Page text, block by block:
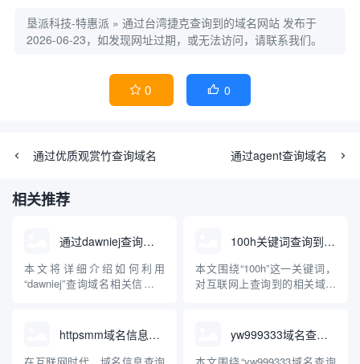
垦派科技-特惠派 » 通过台湾捷克查询到的域名网站 发布于
2026-06-23，如发现网址过期，或无法访问，请联系我们。
 0  0
通过优质观赏竹查询域名 通过agent查询域名
相关推荐
通过dawniej查询域名
本文将详细介绍如何利用
“dawniej”查询域名相关信息。
作步骤，帮助读者理解并掌握
使用dawniej查询域名的方法和
注意事项，为互联网资源管
100h关键词查询到的域名
本文围绕“100h”这一关键词，
对互联网上查询到的相关域名
应用场景做了专业化科普，旨
在帮助读者了解“100h”域名背
后的意义、用途和注册情况，
httpsmm域名信息查询 yw999333域名查询新版